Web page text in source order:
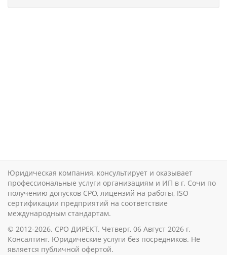
Юридическая компания, консультирует и оказывает
профессиональные услуги организациям и ИП в г. Сочи по
получению допусков СРО, лицензий на работы, ISO
сертификации предприятий на соответствие
международным стандартам.
© 2012-2026. СРО ДИРЕКТ. Четверг, 06 Август 2026 г.
Консалтинг. Юридические услуги без посредников. Не
является публичной офертой.